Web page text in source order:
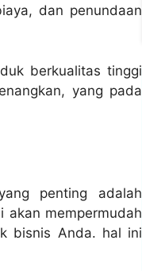
dan penundaan
berkualitas tinggi
yang pada
penting adalah
akan mempermudah
bisnis Anda. hal ini